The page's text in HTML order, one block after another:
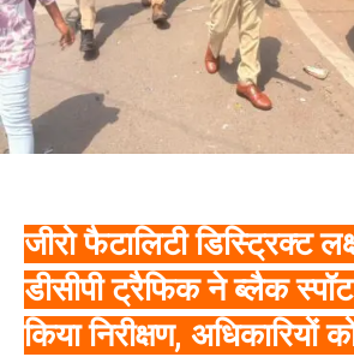
जीरो फैटालिटी डिस्ट्रिक्ट
डीसीपी ट्रैफिक ने ब्लैक स्पॉट
किया निरीक्षण, अधिकारियों